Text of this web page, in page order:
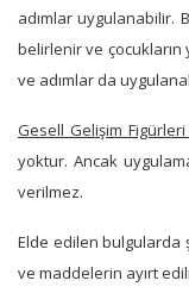
adımlar uygulanabilir.
belirlenir ve çocukların
ve adımlar da
Gesell Gelişim
yoktur. Ancak
verilmez.
Elde edilen bulgularda
ve maddelerin ayırt